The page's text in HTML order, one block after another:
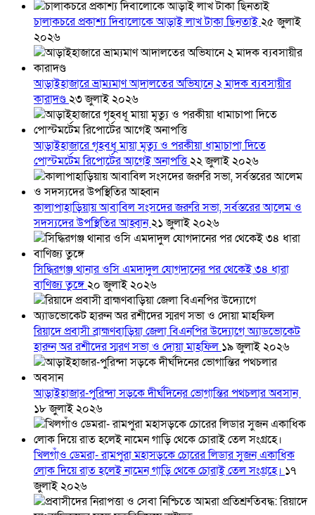
চালাকচরে প্রকাশ্য দিবালোকে আড়াই লাখ টাকা ছিনতাই২৫ জুলাই
২০২৬
আড়াইহাজারে ভ্রাম্যমাণ আদালতের অভিযানে ২ মাদক ব্যবসায়ীর
কারাদণ্ড২৩ জুলাই ২০২৬
আড়াইহাজারে গৃহবধূ মায়া মৃত্যু ও পরকীয়া ধামাচাপা দিতে
পোস্টমর্টেম রিপোর্টের আগেই অনাপত্তি২২ জুলাই ২০২৬
কালাপাহাড়িয়ায় আবাবিল সংসদের জরুরি সভা, সর্বস্তরের আলেম ও
সদস্যদের উপস্থিতির আহ্বান২১ জুলাই ২০২৬
সিদ্ধিরগঞ্জ থানার ওসি এমদাদুল যোগদানের পর থেকেই ৩৪ ধারা
বাণিজ্য তুঙ্গে২০ জুলাই ২০২৬
রিয়াদে প্রবাসী ব্রাহ্মণবাড়িয়া জেলা বিএনপির উদ্যোগে অ্যাডভোকেট
হারুন অর রশীদের স্মরণ সভা ও দোয়া মাহফিল ১৯ জুলাই ২০২৬
আড়াইহাজার-পুরিন্দা সড়কে দীর্ঘদিনের ভোগান্তির পথচলার অবসান
১৮ জুলাই ২০২৬
খিলগাঁও ডেমরা- রামপুরা মহাসড়কে চোরের লিডার সুজন একাধিক
লোক দিয়ে রাত হলেই নামেন গাড়ি থেকে চোরাই তেল সংগ্রহে। ১৭
জুলাই ২০২৬